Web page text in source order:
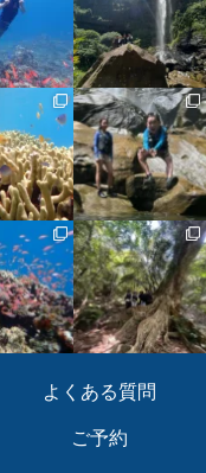
よくある質問
ご予約